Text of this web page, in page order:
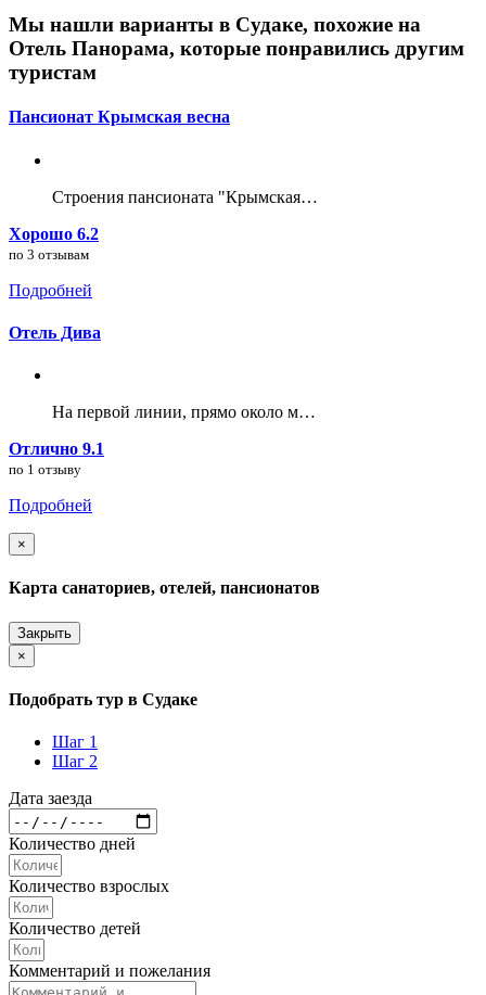
Мы нашли варианты в Судаке, похожие на
Отель Панорама, которые понравились другим
туристам
Пансионат Крымская весна
Строения пансионата "Крымская…
Хорошо 6.2
по 3 отзывам
Подробней
Отель Дива
На первой линии, прямо около м…
Отлично 9.1
по 1 отзыву
Подробней
×
Карта санаториев, отелей, пансионатов
Закрыть
×
Подобрать тур в Судаке
Шаг 1
Шаг 2
Дата заезда
Количество дней
Количество взрослых
Количество детей
Комментарий и пожелания